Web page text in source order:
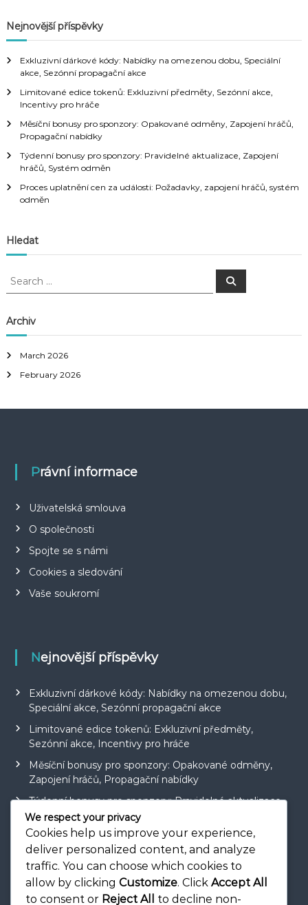
Nejnovější příspěvky
Exkluzivní dárkové kódy: Nabídky na omezenou dobu, Speciální
akce, Sezónní propagační akce
Limitované edice tokenů: Exkluzivní předměty, Sezónní akce,
Incentivy pro hráče
Měsíční bonusy pro sponzory: Opakované odměny, Zapojení hráčů,
Propagační nabídky
Týdenní bonusy pro sponzory: Pravidelné aktualizace, Zapojení
hráčů, Systém odměn
Proces uplatnění cen za události: Požadavky, zapojení hráčů, systém
odměn
Hledat
S
r
c
f
o
S
Archiv
March 2026
February 2026
Právní informace
Uživatelská smlouva
O společnosti
Spojte se s námi
Cookies a sledování
Vaše soukromí
Nejnovější příspěvky
Exkluzivní dárkové kódy: Nabídky na omezenou dobu,
Speciální akce, Sezónní propagační akce
Limitované edice tokenů: Exkluzivní předměty,
Sezónní akce, Incentivy pro hráče
Měsíční bonusy pro sponzory: Opakované odměny,
Zapojení hráčů, Propagační nabídky
Týdenní bonusy pro sponzory: Pravidelné aktualizace,
Zapojení hráčů, Systém odměn
Proces uplatnění cen za události: Požadavky, zapojení
hráčů, systém odměn
We respect your privacy
Cookies help us improve your experience,
deliver personalized content, and analyze
traffic. You can choose which cookies to
allow by clicking Customize. Click Accept All
to consent or Reject All to decline non-